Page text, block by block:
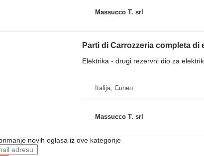
Massucco T. srl
Elektrika - drugi rezervni dio za
Italija, Cuneo
Massucco T. srl
novih oglasa iz ove kategorije